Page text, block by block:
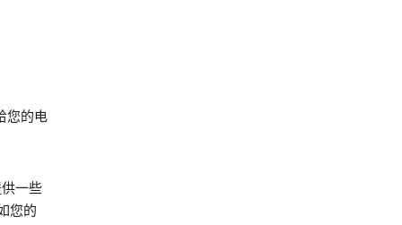
您的电
一些
您的